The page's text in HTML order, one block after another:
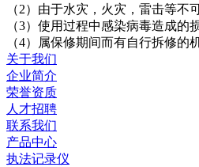
（2）由于水灾，火灾，雷击等不
（3）使用过程中感染病毒造成的
（4）属保修期间而有自行拆修的
关于我们
企业简介
荣誉资质
人才招聘
联系我们
产品中心
执法记录仪